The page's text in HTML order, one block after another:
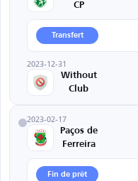
CP
Transfert
2023-12-31
Without
Club
2023-02-17
Paços de
Ferreira
Fin de prêt